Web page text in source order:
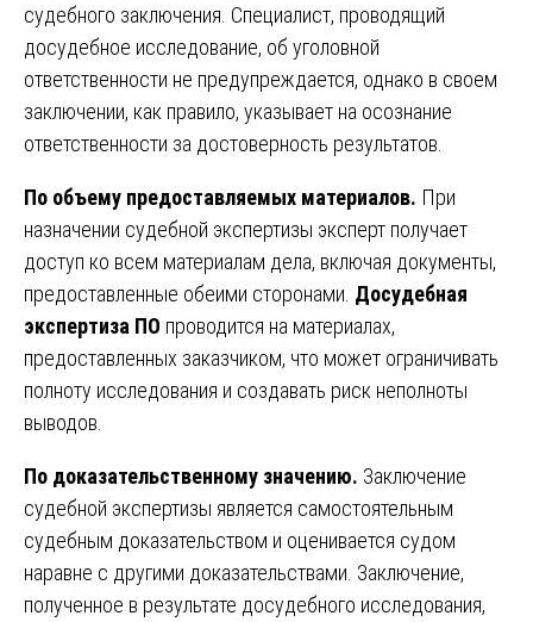
судебного заключения. Специалист, проводящий
досудебное исследование, об уголовной
ответственности не предупреждается, однако в своем
заключении, как правило, указывает на осознание
ответственности за достоверность результатов.
По объему предоставляемых материалов. При
назначении судебной экспертизы эксперт получает
доступ ко всем материалам дела, включая документы,
предоставленные обеими сторонами. Досудебная
экспертиза ПО проводится на материалах,
предоставленных заказчиком, что может ограничивать
полноту исследования и создавать риск неполноты
выводов.
По доказательственному значению. Заключение
судебной экспертизы является самостоятельным
судебным доказательством и оценивается судом
наравне с другими доказательствами. Заключение,
полученное в результате досудебного исследования,